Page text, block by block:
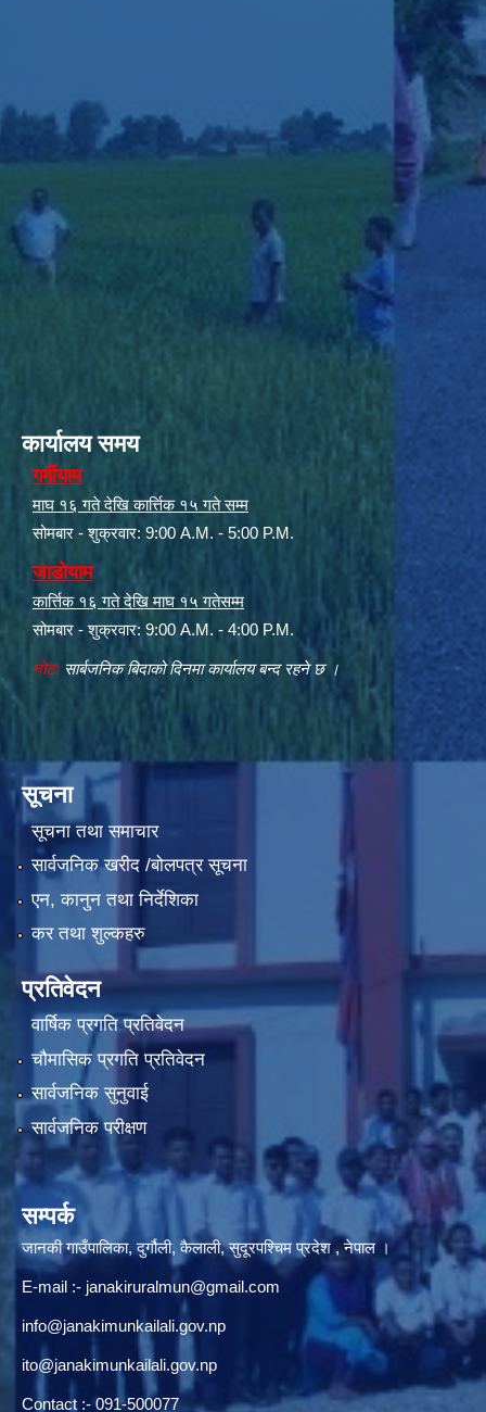
कार्यालय समय
गर्मीयाम
माघ १६ गते देखि कार्त्तिक १५ गते सम्म
सोमबार - शुक्रवार: 9:00 A.M. - 5:00 P.M.
जाडोयाम
कार्त्तिक १६ गते देखि माघ १५ गतेसम्म
सोमबार - शुक्रवार: 9:00 A.M. - 4:00 P.M.
नोट: सार्बजनिक बिदाको दिनमा कार्यालय बन्द रहने छ ।
सूचना
सूचना तथा समाचार
सार्वजनिक खरीद /बोलपत्र सूचना
एन, कानुन तथा निर्देशिका
कर तथा शुल्कहरु
प्रतिवेदन
वार्षिक प्रगति प्रतिवेदन
चौमासिक प्रगति प्रतिवेदन
सार्वजनिक सुनुवाई
सार्वजनिक परीक्षण
सम्पर्क
जानकी गाउँपालिका, दुर्गौली, कैलाली, सुदूरपश्चिम प्रदेश , नेपाल ।
E-mail :- janakiruralmun@gmail.com
info@janakimunkailali.gov.np
ito@janakimunkailali.gov.np
Contact :- 091-500077